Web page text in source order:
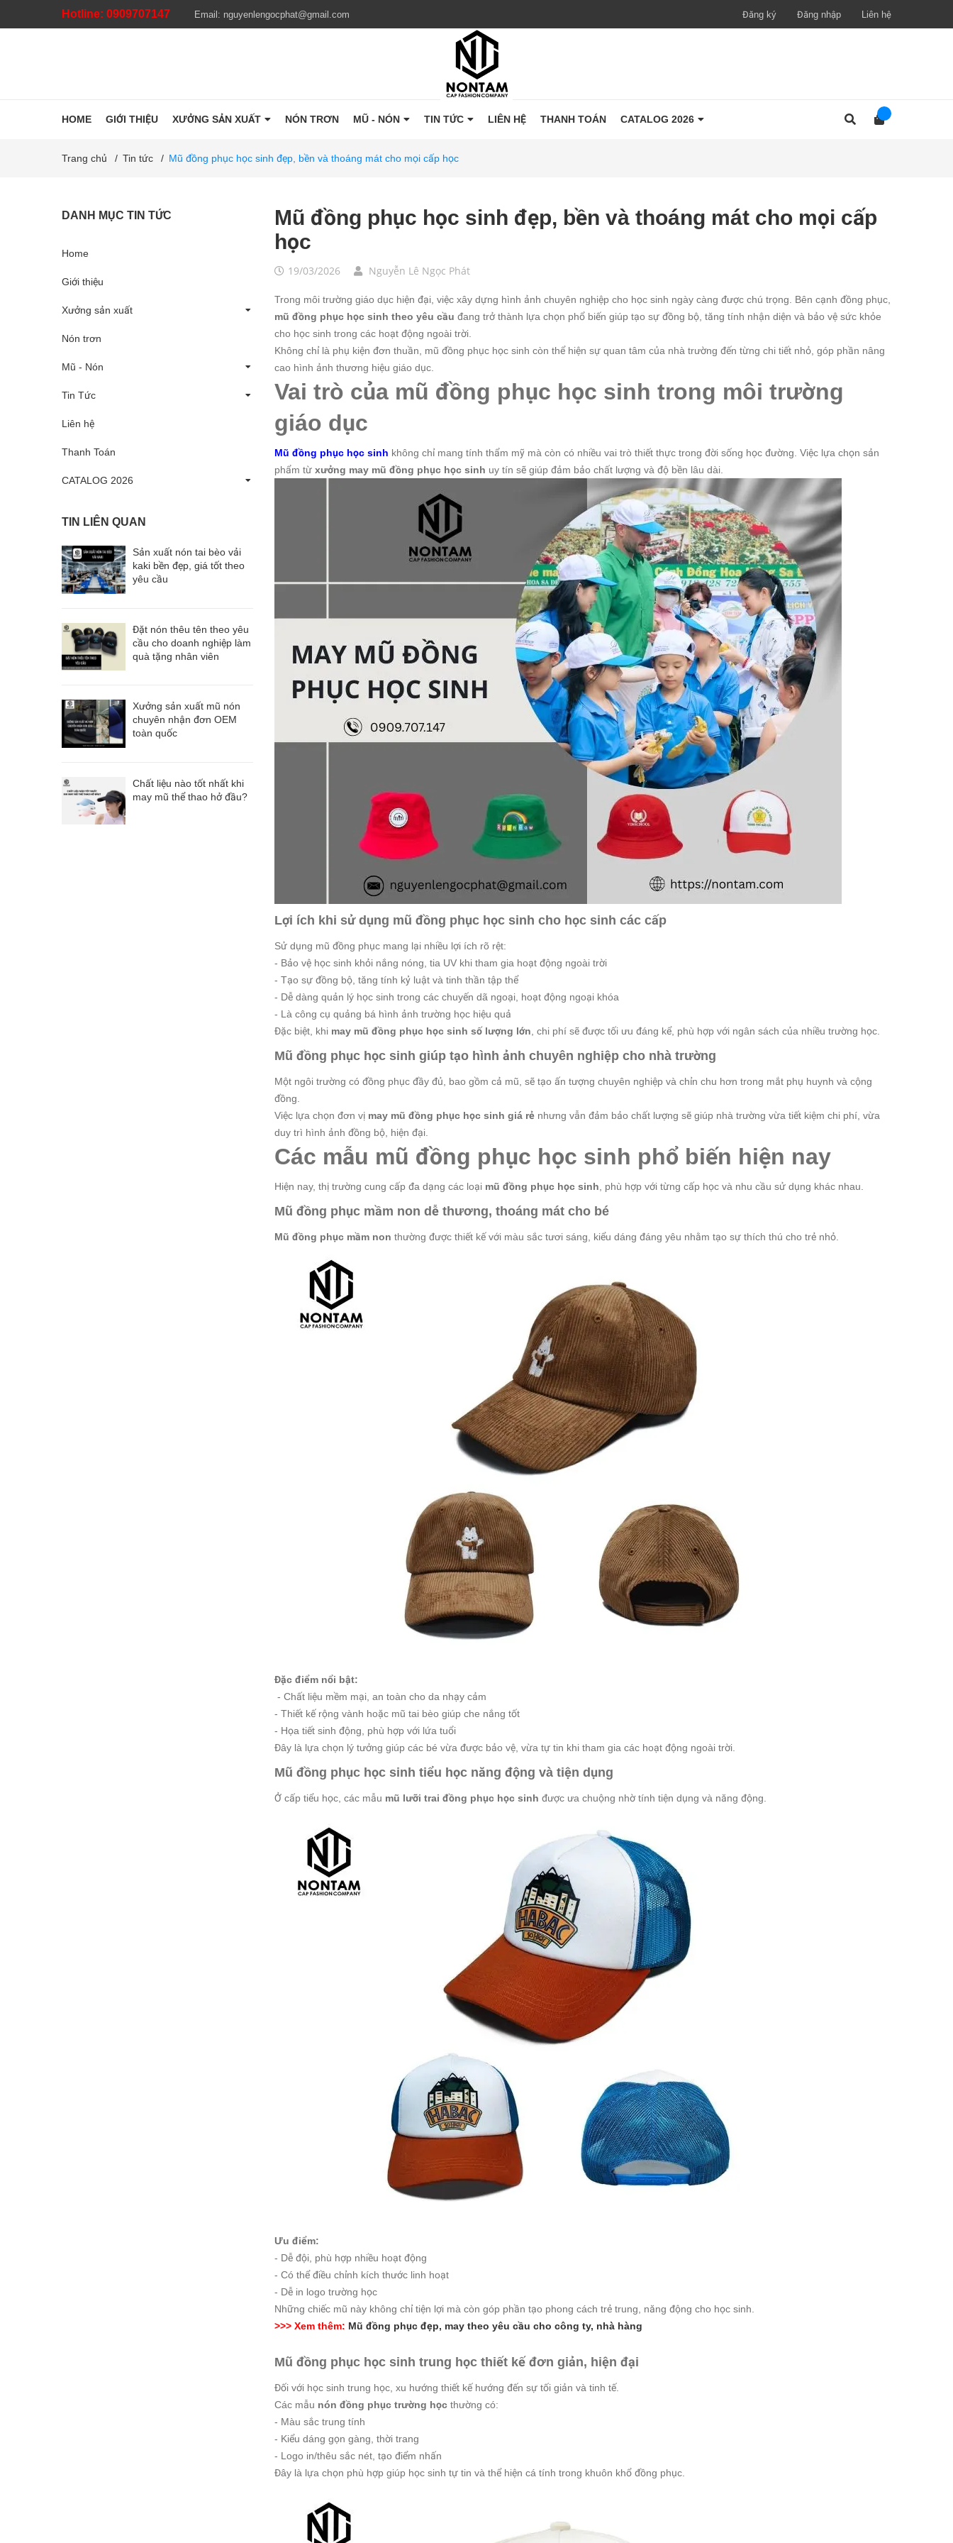
Hotline: 0909707147 Email: nguyenlengocphat@gmail.com Đăng ký Đăng nhập Liên hệ
HOME GIỚI THIỆU XƯỞNG SẢN XUẤT NÓN TRƠN MŨ - NÓN TIN TỨC LIÊN HỆ THANH TOÁN CATALOG 2026
Trang chủ / Tin tức / Mũ đồng phục học sinh đẹp, bền và thoáng mát cho mọi cấp học
DANH MỤC TIN TỨC
Home
Giới thiệu
Xưởng sản xuất
Nón trơn
Mũ - Nón
Tin Tức
Liên hệ
Thanh Toán
CATALOG 2026
TIN LIÊN QUAN
Sản xuất nón tai bèo vải
kaki bền đẹp, giá tốt theo
yêu cầu
Đặt nón thêu tên theo yêu
cầu cho doanh nghiệp làm
quà tặng nhân viên
Xưởng sản xuất mũ nón
chuyên nhận đơn OEM
toàn quốc
Chất liệu nào tốt nhất khi
may mũ thể thao hở đầu?
Mũ đồng phục học sinh đẹp, bền và thoáng mát cho mọi cấp
học
19/03/2026 Nguyễn Lê Ngọc Phát
Trong môi trường giáo dục hiện đại, việc xây dựng hình ảnh chuyên nghiệp cho học sinh ngày càng được chú trọng. Bên cạnh đồng phục,
mũ đồng phục học sinh theo yêu cầu đang trở thành lựa chọn phổ biến giúp tạo sự đồng bộ, tăng tính nhận diện và bảo vệ sức khỏe
cho học sinh trong các hoạt động ngoài trời.
Không chỉ là phụ kiện đơn thuần, mũ đồng phục học sinh còn thể hiện sự quan tâm của nhà trường đến từng chi tiết nhỏ, góp phần nâng
cao hình ảnh thương hiệu giáo dục.
Vai trò của mũ đồng phục học sinh trong môi trường
giáo dục
Mũ đồng phục học sinh không chỉ mang tính thẩm mỹ mà còn có nhiều vai trò thiết thực trong đời sống học đường. Việc lựa chọn sản
phẩm từ xưởng may mũ đồng phục học sinh uy tín sẽ giúp đảm bảo chất lượng và độ bền lâu dài.
Lợi ích khi sử dụng mũ đồng phục học sinh cho học sinh các cấp
Sử dụng mũ đồng phục mang lại nhiều lợi ích rõ rệt:
- Bảo vệ học sinh khỏi nắng nóng, tia UV khi tham gia hoạt động ngoài trời
- Tạo sự đồng bộ, tăng tính kỷ luật và tinh thần tập thể
- Dễ dàng quản lý học sinh trong các chuyến dã ngoại, hoạt động ngoại khóa
- Là công cụ quảng bá hình ảnh trường học hiệu quả
Đặc biệt, khi may mũ đồng phục học sinh số lượng lớn , chi phí sẽ được tối ưu đáng kể, phù hợp với ngân sách của nhiều trường học.
Mũ đồng phục học sinh giúp tạo hình ảnh chuyên nghiệp cho nhà trường
Một ngôi trường có đồng phục đầy đủ, bao gồm cả mũ, sẽ tạo ấn tượng chuyên nghiệp và chỉn chu hơn trong mắt phụ huynh và cộng
đồng.
Việc lựa chọn đơn vị may mũ đồng phục học sinh giá rẻ nhưng vẫn đảm bảo chất lượng sẽ giúp nhà trường vừa tiết kiệm chi phí, vừa
duy trì hình ảnh đồng bộ, hiện đại.
Các mẫu mũ đồng phục học sinh phổ biến hiện nay
Hiện nay, thị trường cung cấp đa dạng các loại mũ đồng phục học sinh , phù hợp với từng cấp học và nhu cầu sử dụng khác nhau.
Mũ đồng phục mầm non dễ thương, thoáng mát cho bé
Mũ đồng phục mầm non thường được thiết kế với màu sắc tươi sáng, kiểu dáng đáng yêu nhằm tạo sự thích thú cho trẻ nhỏ.
Đặc điểm nổi bật:
- Chất liệu mềm mại, an toàn cho da nhạy cảm
- Thiết kế rộng vành hoặc mũ tai bèo giúp che nắng tốt
- Họa tiết sinh động, phù hợp với lứa tuổi
Đây là lựa chọn lý tưởng giúp các bé vừa được bảo vệ, vừa tự tin khi tham gia các hoạt động ngoài trời.
Mũ đồng phục học sinh tiểu học năng động và tiện dụng
Ở cấp tiểu học, các mẫu mũ lưỡi trai đồng phục học sinh được ưa chuộng nhờ tính tiện dụng và năng động.
Ưu điểm:
- Dễ đội, phù hợp nhiều hoạt động
- Có thể điều chỉnh kích thước linh hoạt
- Dễ in logo trường học
Những chiếc mũ này không chỉ tiện lợi mà còn góp phần tạo phong cách trẻ trung, năng động cho học sinh.
>>> Xem thêm: Mũ đồng phục đẹp, may theo yêu cầu cho công ty, nhà hàng
Mũ đồng phục học sinh trung học thiết kế đơn giản, hiện đại
Đối với học sinh trung học, xu hướng thiết kế hướng đến sự tối giản và tinh tế.
Các mẫu nón đồng phục trường học thường có:
- Màu sắc trung tính
- Kiểu dáng gọn gàng, thời trang
- Logo in/thêu sắc nét, tạo điểm nhấn
Đây là lựa chọn phù hợp giúp học sinh tự tin và thể hiện cá tính trong khuôn khổ đồng phục.